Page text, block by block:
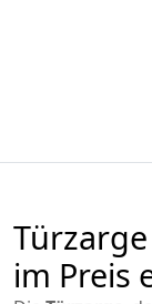
im Preis